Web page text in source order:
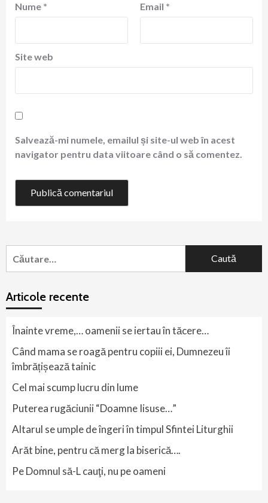
Nume * Email *
Site web
Salvează-mi numele, emailul și site-ul web în acest
navigator pentru data viitoare când o să comentez.
după:
Articole recente
Înainte vreme,… oamenii se iertau în tăcere…
Când mama se roagă pentru copiii ei, Dumnezeu îi
îmbrățișează tainic
Cel mai scump lucru din lume
Puterea rugăciunii “Doamne Iisuse…”
Altarul se umple de îngeri în timpul Sfintei Liturghii
Arăt bine, pentru că merg la biserică….
Pe Domnul să-L cauţi, nu pe oameni